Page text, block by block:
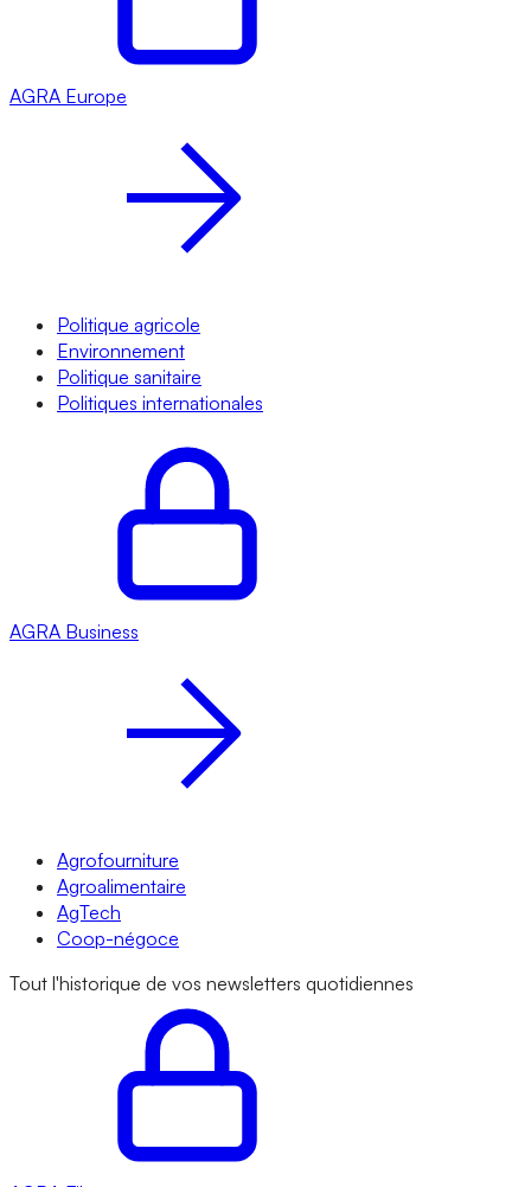
AGRA Europe
Politique agricole
Environnement
Politique sanitaire
Politiques internationales
AGRA Business
Agrofourniture
Agroalimentaire
AgTech
Coop-négoce
Tout l'historique de vos newsletters quotidiennes